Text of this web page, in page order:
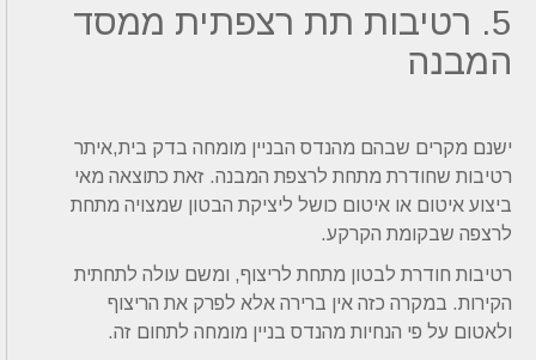
5. רטיבות תת רצפתית ממסד
המבנה
ישנם מקרים שבהם מהנדס הבניין מומחה בדק בית,איתר
רטיבות שחודרת מתחת לרצפת המבנה. זאת כתוצאה מאי
ביצוע איטום או איטום כושל ליציקת הבטון שמצויה מתחת
לרצפה שבקומת הקרקע.
רטיבות חודרת לבטון מתחת לריצוף, ומשם עולה לתחתית
הקירות. במקרה כזה אין ברירה אלא לפרק את הריצוף
ולאטום על פי הנחיות מהנדס בניין מומחה לתחום זה.